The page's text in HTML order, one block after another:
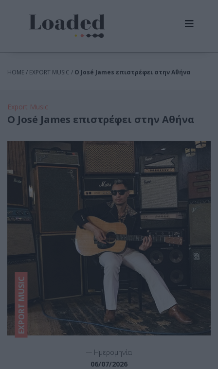
HOME / EXPORT MUSIC / Ο José James επιστρέφει στην Αθήνα
Export Music
Ο José James επιστρέφει στην Αθήνα
EXPORT MUSIC
Ημερομηνία
06/07/2026